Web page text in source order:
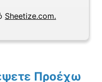
Sheetize.com.
Προέχω